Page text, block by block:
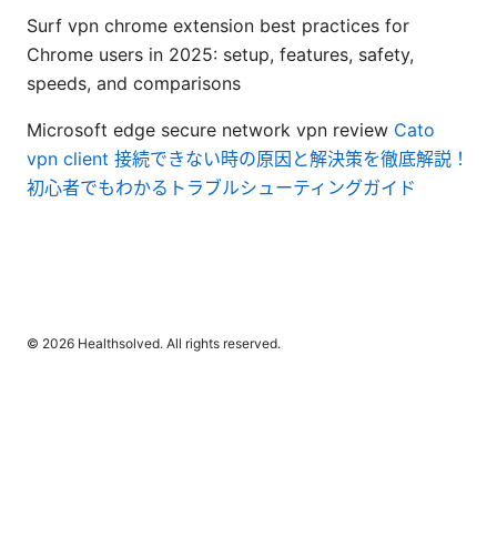
Surf vpn chrome extension best practices for
Chrome users in 2025: setup, features, safety,
speeds, and comparisons
Microsoft edge secure network vpn review Cato
vpn client 接続できない時の原因と解決策を徹底解説！
初心者でもわかるトラブルシューティングガイド
© 2026 Healthsolved. All rights reserved.